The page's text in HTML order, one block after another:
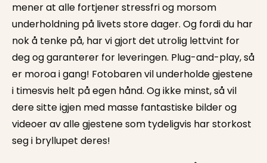
mener at alle fortjener stressfri og morsom
underholdning på livets store dager. Og fordi du har
nok å tenke på, har vi gjort det utrolig lettvint for
deg og garanterer for leveringen. Plug-and-play, så
er moroa i gang! Fotobaren vil underholde gjestene
i timesvis helt på egen hånd. Og ikke minst, så vil
dere sitte igjen med masse fantastiske bilder og
videoer av alle gjestene som tydeligvis har storkost
seg i bryllupet deres!